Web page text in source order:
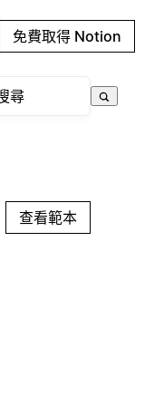
免費取得 Notion
查看範本